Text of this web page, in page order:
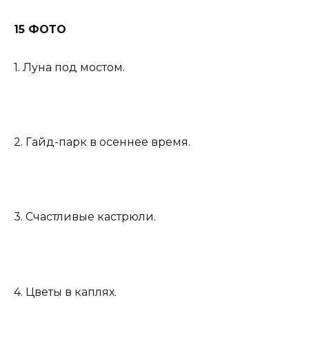
15 ФОТО
1. Луна под мостом.
2. Гайд-парк в осеннее время.
3. Счастливые кастрюли.
4. Цветы в каплях.